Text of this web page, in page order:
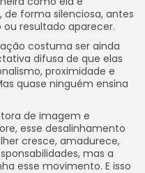
forma silenciosa, antes
resultado aparecer.
costuma ser ainda
difusa de que elas
proximidade e
quase ninguém ensina
de imagem e
esse desalinhamento
cresce, amadurece,
mas a
esse movimento. E isso